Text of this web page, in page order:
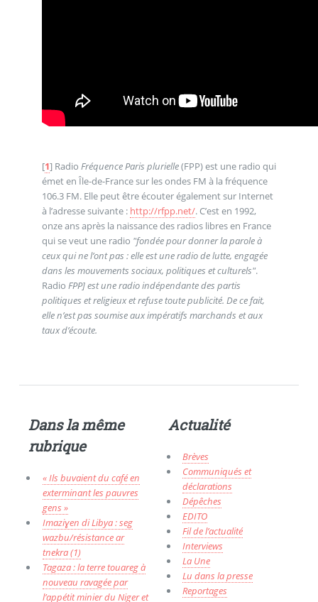
[1] Radio Fréquence Paris plurielle(FPP) est une radio qui
émet en Île-de-France sur les ondes FM à la fréquence
106.3 FM. Elle peut être écouter également sur Internet
à l’adresse suivante : http://rfpp.net/. C’est en 1992,
onze ans après la naissance des radios libres en France
qui se veut une radio "fondée pour donner la parole à
ceux qui ne l’ont pas : elle est une radio de lutte, engagée
dans les mouvements sociaux, politiques et culturels".
Radio FPP] est une radio indépendante des partis
politiques et religieux et refuse toute publicité. De ce fait,
elle n’est pas soumise aux impératifs marchands et aux
taux d’écoute.
Dans la même
rubrique
« Ils buvaient du café en
exterminant les pauvres
gens »
Imaziɣen di Libya : seg
wazbu/résistance ar
tnekra (1)
Tagaza : la terre touareg à
nouveau ravagée par
l’appétit minier du Niger et
Actualité
Brèves
Communiqués et
déclarations
Dépêches
EDITO
Fil de l’actualité
Interviews
La Une
Lu dans la presse
Reportages